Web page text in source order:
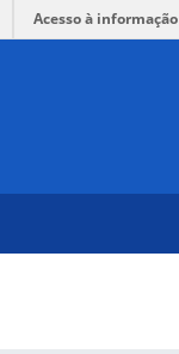
Acesso à informação